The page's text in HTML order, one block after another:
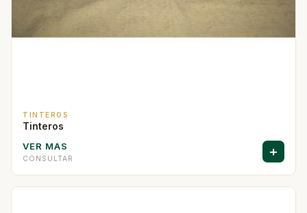
TINTEROS
Tinteros
VER MAS
CONSULTAR +